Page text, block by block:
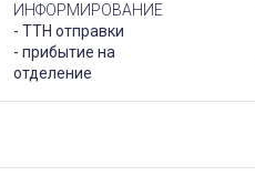
ИНФОРМИРОВАНИЕ
- ТТН отправки
- прибытие на
отделение